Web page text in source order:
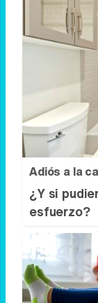
Estas
sacadas